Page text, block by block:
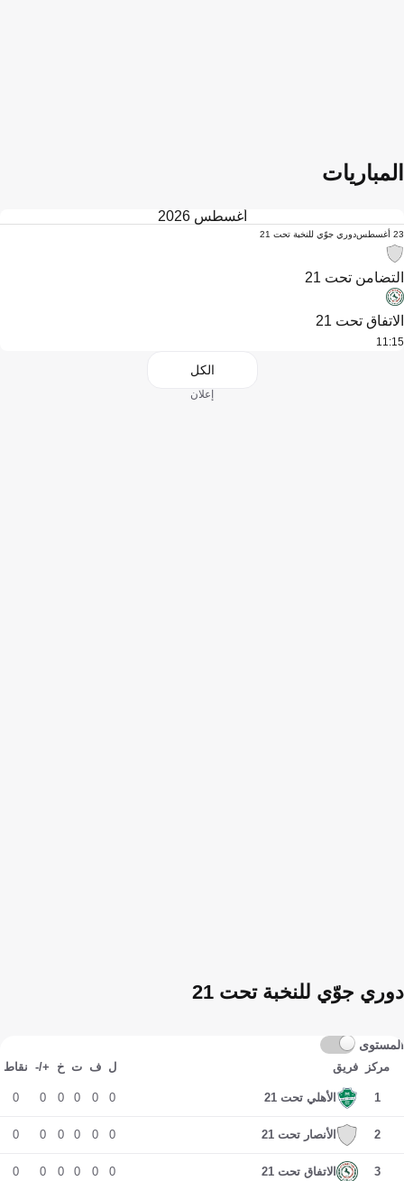
المباريات
أغسطس 2026
23 أغسطس دوري جوّي للنخبة تحت 21
التضامن تحت 21
الاتفاق تحت 21
11:15
الكل
إعلان
دوري جوّي للنخبة تحت 21
المستوى
مركز فريق ل ف ت خ +/- نقاط
1 الأهلي تحت 21 0
0
0
0
0
0
2 الأنصار تحت 21 0
0
0
0
0
0
3 الاتفاق تحت 21 0
0
0
0
0
0